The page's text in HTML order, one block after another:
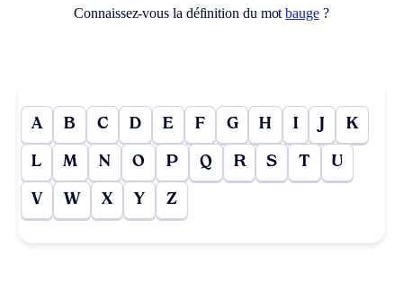
Connaissez-vous la définition du motbauge?
A B C D E F G H I J K
L M N O P Q R S T U
V W X Y Z